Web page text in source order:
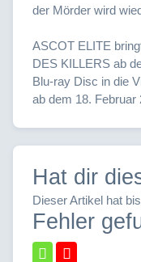
der Mörder wird
ASCOT ELITE
DES KILLERS ab
Blu-ray Disc in die
ab dem 18. Februar
Hat dir
Dieser Artikel hat
Fehler